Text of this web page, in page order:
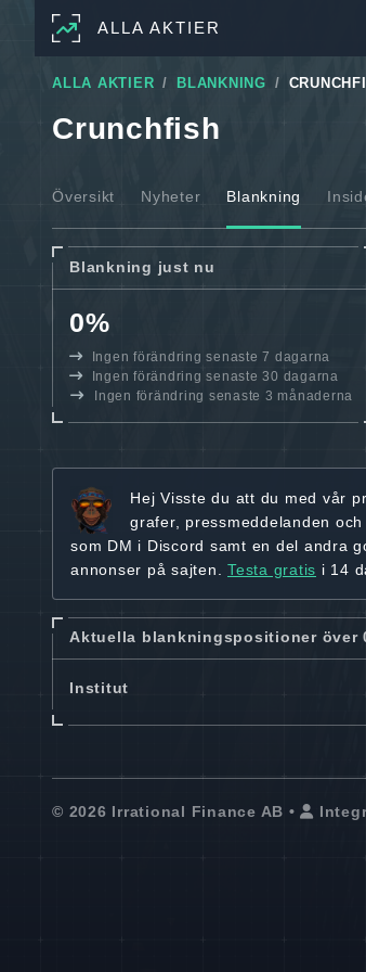
ALLA AKTIER
ALLA AKTIER BLANKNING
Crunchfish
Översikt Nyheter Blankning
Blankning just nu
0%
Ingen förändring senaste 7 dagarna
Ingen förändring senaste 30 dagarna
Ingen förändring senaste 3 månaderna
Hej Visste du att du med vår
grafer, pressmeddelanden och
som DM i Discord samt en del andra
annonser på sajten. Testa gratis i 14
Aktuella blankningspositioner över
Institut
© 2026 Irrational Finance AB •